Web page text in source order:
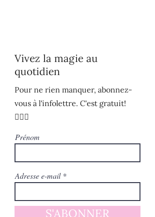
Vivez la magie au
quotidien
Pour ne rien manquer, abonnez-
vous à l'infolettre. C'est gratuit!
🧚🏻‍♀️
Prénom
Adresse e-mail
S'ABONNER